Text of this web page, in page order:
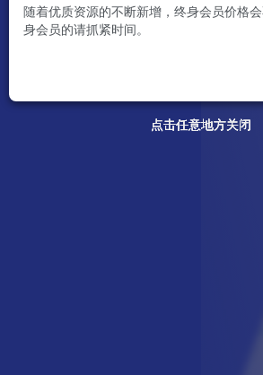
点击任意地方关闭
点击任意地方关闭
点击任意地方关闭
点击任意地方关闭
随着优质资源的不断新增，终身会员价格
身会员的请抓紧时间。